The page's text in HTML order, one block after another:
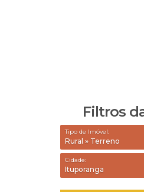
Filtros
Tipo de Imóvel:
Rural » Terreno
Cidade:
Ituporanga